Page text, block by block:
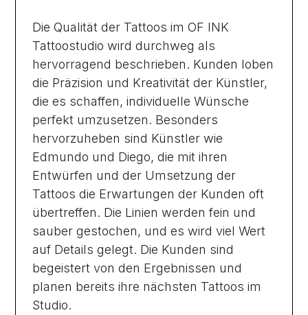
Die Qualität der Tattoos im OF INK
Tattoostudio wird durchweg als
hervorragend beschrieben. Kunden loben
die Präzision und Kreativität der Künstler,
die es schaffen, individuelle Wünsche
perfekt umzusetzen. Besonders
hervorzuheben sind Künstler wie
Edmundo und Diego, die mit ihren
Entwürfen und der Umsetzung der
Tattoos die Erwartungen der Kunden oft
übertreffen. Die Linien werden fein und
sauber gestochen, und es wird viel Wert
auf Details gelegt. Die Kunden sind
begeistert von den Ergebnissen und
planen bereits ihre nächsten Tattoos im
Studio.